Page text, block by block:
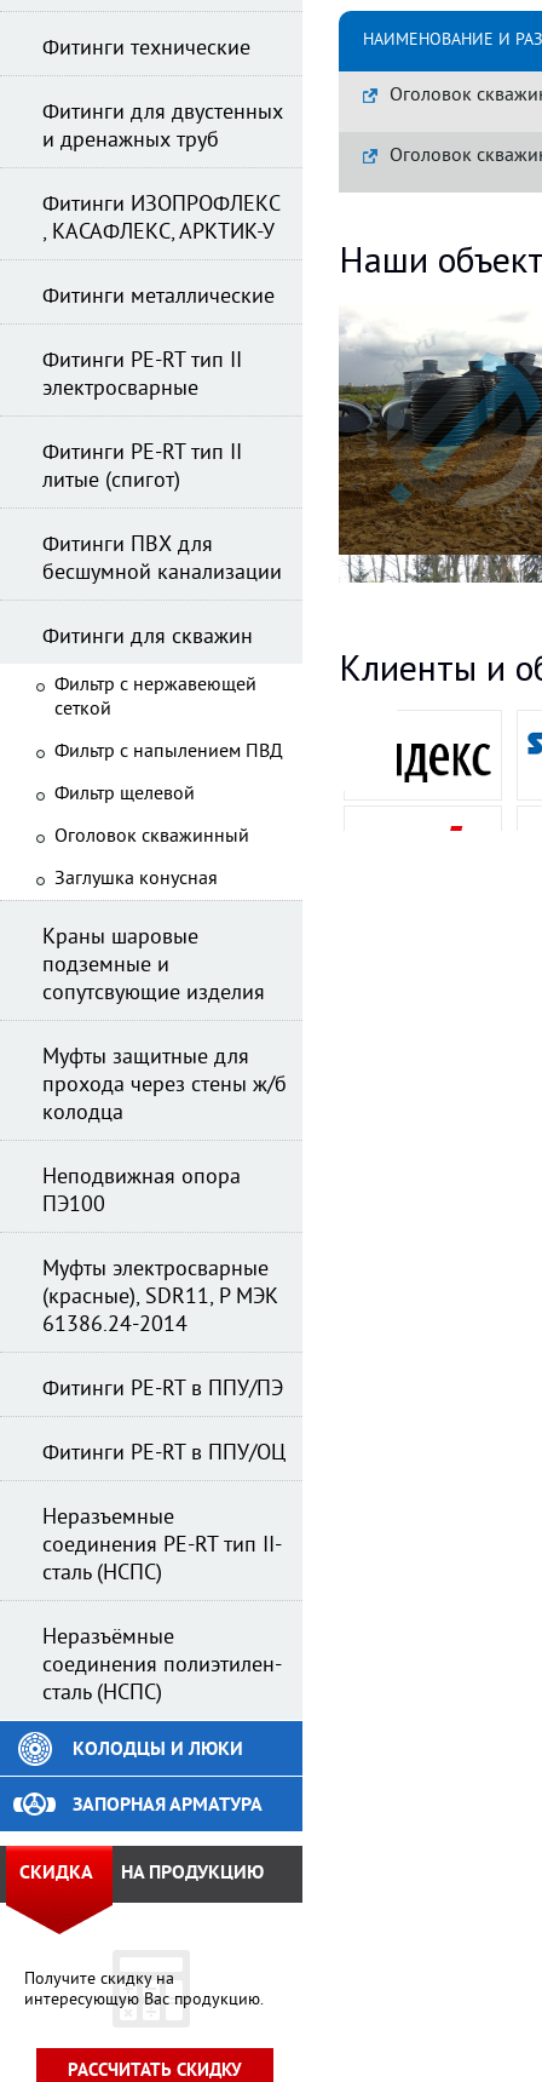
НАИМЕНОВАНИЕ И
Оголовок
Оголовок
Наши
Клиенты и
Фитинги технические
Фитинги для двустенных
и дренажных труб
Фитинги ИЗОПРОФЛЕКС
, КАСАФЛЕКС, АРКТИК-У
Фитинги металлические
Фитинги PE-RT тип II
электросварные
Фитинги PE-RT тип II
литые (спигот)
Фитинги ПВХ для
бесшумной канализации
Фитинги для скважин
Фильтр с нержавеющей
сеткой
Фильтр с напылением ПВД
Фильтр щелевой
Оголовок скважинный
Заглушка конусная
Краны шаровые
подземные и
сопутсвующие изделия
Муфты защитные для
прохода через стены ж/б
колодца
Неподвижная опора
ПЭ100
Муфты электросварные
(красные), SDR11, Р МЭК
61386.24-2014
Фитинги PE-RT в ППУ/ПЭ
Фитинги PE-RT в ППУ/ОЦ
Неразъемные
соединения PE-RT тип II-
сталь (НСПС)
Неразъёмные
соединения полиэтилен-
сталь (НСПС)
КОЛОДЦЫ И ЛЮКИ
ЗАПОРНАЯ АРМАТУРА
Получите скидку на
интересующую Вас продукцию.
СКИДКА НА ПРОДУКЦИЮ
РАССЧИТАТЬ СКИДКУ